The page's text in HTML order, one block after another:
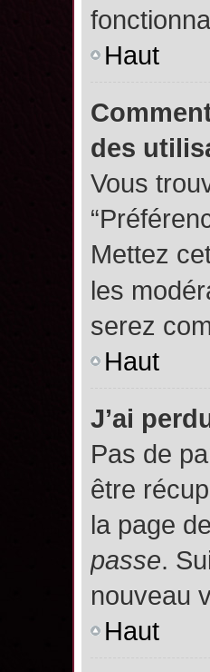
Haut
des
Vous
Mettez
les
serez
Haut
J’ai
Pas de
être
la page
passe.
nouveau
Haut